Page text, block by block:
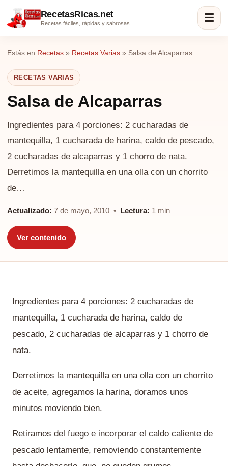
RecetasRicas.net
Recetas fáciles, rápidas y sabrosas ☰
Estás en Recetas » Recetas Varias » Salsa de Alcaparras
RECETAS VARIAS
Salsa de Alcaparras
Ingredientes para 4 porciones: 2 cucharadas de
mantequilla, 1 cucharada de harina, caldo de pescado,
2 cucharadas de alcaparras y 1 chorro de nata.
Derretimos la mantequilla en una olla con un chorrito
de…
Actualizado: 7 de mayo, 2010 • Lectura: 1 min
Ver contenido
Ingredientes para 4 porciones: 2 cucharadas de
mantequilla, 1 cucharada de harina, caldo de
pescado, 2 cucharadas de alcaparras y 1 chorro de
nata.
Derretimos la mantequilla en una olla con un chorrito
de aceite, agregamos la harina, doramos unos
minutos moviendo bien.
Retiramos del fuego e incorporar el caldo caliente de
pescado lentamente, removiendo constantemente